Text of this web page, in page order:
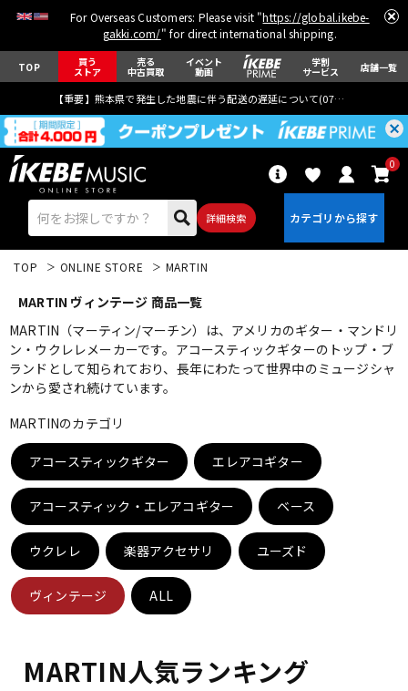
For Overseas Customers: Please visit "https://global.ikebe-
gakki.com/" for direct international shipping.
TOP 買う
ストア
売る
中古買取
イベント
動画
学割
サービス 店舗一覧
【重要】熊本県で発生した地震に伴う配送の遅延について(07月29日
詳細検索
0
エレキギター アコギ/エレアコ
ドラム パーカッション
キーボード 電子ピアノ
TOP ONLINE STORE MARTIN
MARTIN ヴィンテージ 商品一覧
MARTIN（マーティン/マーチン）は、アメリカのギター・マンドリ
ン・ウクレレメーカーです。アコースティックギターのトップ・ブ
ランドとして知られており、長年にわたって世界中のミュージシャ
ンから愛され続けています。
MARTINのカテゴリ
アコースティックギター エレアコギター
アコースティック・エレアコギター ベース
ウクレレ 楽器アクセサリ ユーズド
ヴィンテージ ALL
MARTIN人気ランキング